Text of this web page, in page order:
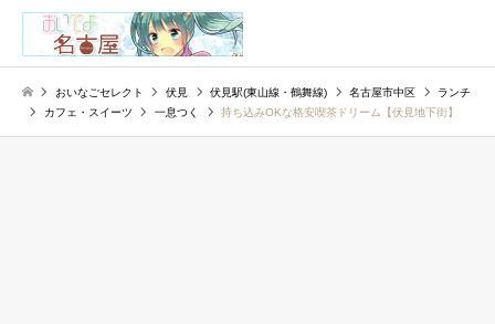
おいなごセレクト 伏見 伏見駅(東山線・鶴舞線) 名古屋市中区
ランチ
カフェ・スイーツ
一息つく 持ち込みOKな格安喫茶ドリーム【伏見地下街】